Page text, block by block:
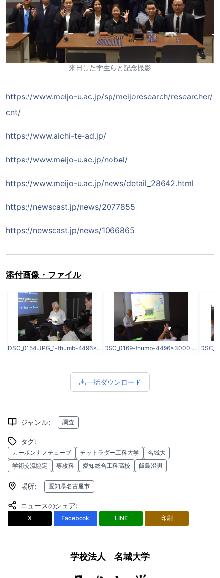
来日した学生らと記念撮影
https://www.meijo-u.ac.jp/sp/meijoresearch/researcher/
cnt/
https://www.aichi-te-ad.jp/
https://www.meijo-u.ac.jp/nobel/
https://www.meijo-u.ac.jp/news/detail_28642.html
https://newscast.jp/news/2077855
https://newscast.jp/news/1066865
添付画像・ファイル
DSC_0154.JPG_1-thumb-4496x3000-59024.jpg DSC_0169-thumb-4496x3000-59025.jpg
一括ダウンロード
ジャンル: 調査
タグ:
カーボンナノチューブ チットラダー工科大学
名城大
学術交流協定
専攻科 愛知総合工科高校 飯島澄男
場所: 愛知県名古屋市
ニュースのシェア:
X Facebook LINE 印刷
学校法人 名城大学